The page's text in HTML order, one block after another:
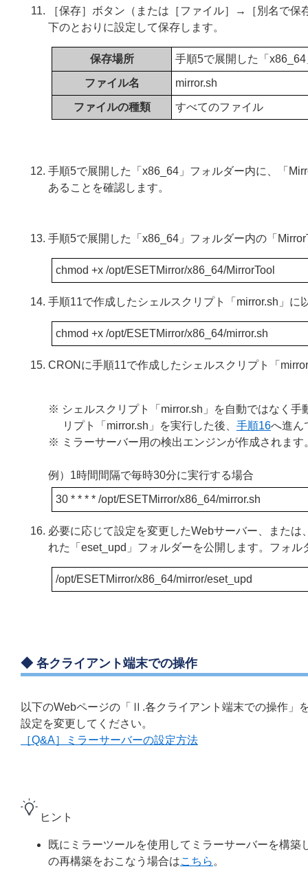
［保存］ボタン（または［ファイル］→［別名で
下のとおりに設定して保存します。
保存場所 手順5で展開した「
ファイル名 mirror.sh
ファイルの種類 すべてのファイル
手順5で展開した「x86_64」フォルダー内に、「
あることを確認します。
手順5で展開した「x86_64」フォルダー内の「
chmod +x /opt/ESETMirror/x86_64/MirrorTool
手順11で作成したシェルスクリプト「mirror.sh」に
chmod +x /opt/ESETMirror/x86_64/mirror.sh
CRONに手順11で作成したシェルスクリプト「
※ シェルスクリプト「mirror.sh」を自動ではなく
リプト「mirror.sh」を実行した後、 手順16へ進ん
※ ミラーサーバー用の検出エンジンが作成されま
例）1時間間隔で毎時30分に実行する場合
30 * * * * /opt/ESETMirror/x86_64/mirror.sh
必要に応じて設定を変更したWebサーバー、また
れた「eset_upd」フォルダーを公開します。フォ
/opt/ESETMirror/x86_64/mirror/eset_upd
◆ 各クライアント端末での操作
以下のWebページの「Ⅱ.各クライアント端末での操作」
設定を変更してください。
［Q&A］ミラーサーバーの設定方法
ヒント
既にミラーツールを使用してミラーサーバーを構
の再構築をおこなう場合はこちら 。